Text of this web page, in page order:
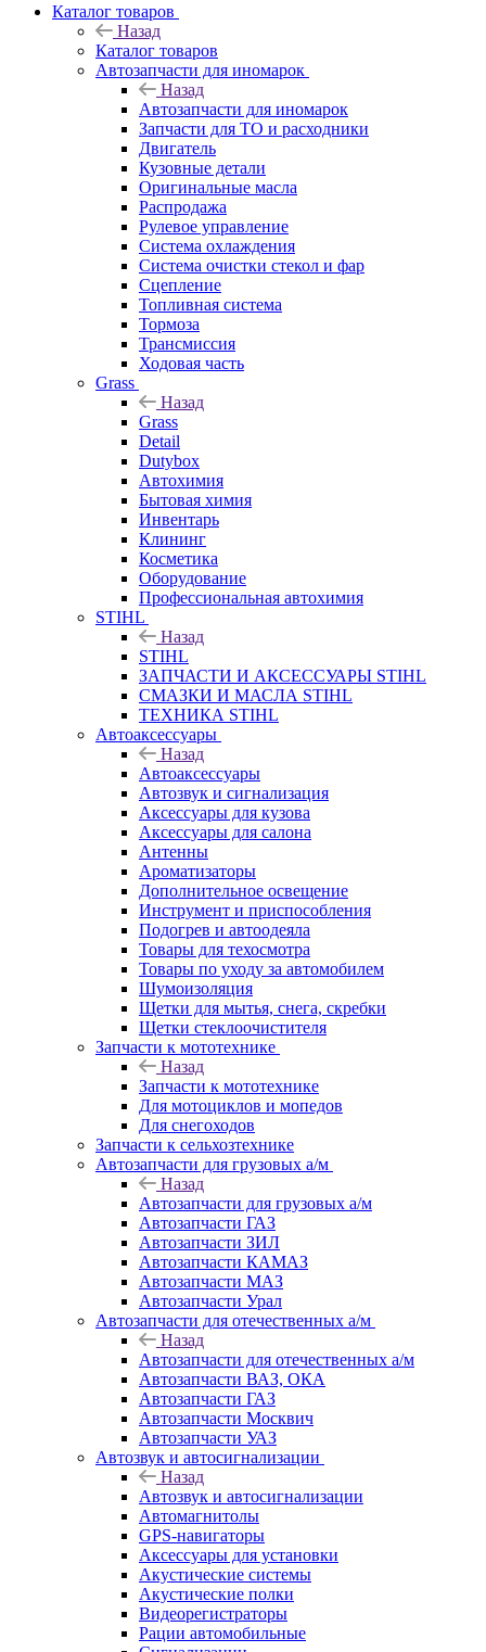
Каталог товаров
Назад
Каталог товаров
Автозапчасти для иномарок
Назад
Автозапчасти для иномарок
Запчасти для ТО и расходники
Двигатель
Кузовные детали
Оригинальные масла
Распродажа
Рулевое управление
Система охлаждения
Система очистки стекол и фар
Сцепление
Топливная система
Тормоза
Трансмиссия
Ходовая часть
Grass
Назад
Grass
Detail
Dutybox
Автохимия
Бытовая химия
Инвентарь
Клининг
Косметика
Оборудование
Профессиональная автохимия
STIHL
Назад
STIHL
ЗАПЧАСТИ И АКСЕССУАРЫ STIHL
СМАЗКИ И МАСЛА STIHL
ТЕХНИКА STIHL
Автоаксессуары
Назад
Автоаксессуары
Автозвук и сигнализация
Аксессуары для кузова
Аксессуары для салона
Антенны
Ароматизаторы
Дополнительное освещение
Инструмент и приспособления
Подогрев и автоодеяла
Товары для техосмотра
Товары по уходу за автомобилем
Шумоизоляция
Щетки для мытья, снега, скребки
Щетки стеклоочистителя
Запчасти к мототехнике
Назад
Запчасти к мототехнике
Для мотоциклов и мопедов
Для снегоходов
Запчасти к сельхозтехнике
Автозапчасти для грузовых а/м
Назад
Автозапчасти для грузовых а/м
Автозапчасти ГАЗ
Автозапчасти ЗИЛ
Автозапчасти КАМАЗ
Автозапчасти МАЗ
Автозапчасти Урал
Автозапчасти для отечественных а/м
Назад
Автозапчасти для отечественных а/м
Автозапчасти ВАЗ, ОКА
Автозапчасти ГАЗ
Автозапчасти Москвич
Автозапчасти УАЗ
Автозвук и автосигнализации
Назад
Автозвук и автосигнализации
Автомагнитолы
GPS-навигаторы
Аксессуары для установки
Акустические системы
Акустические полки
Видеорегистраторы
Рации автомобильные